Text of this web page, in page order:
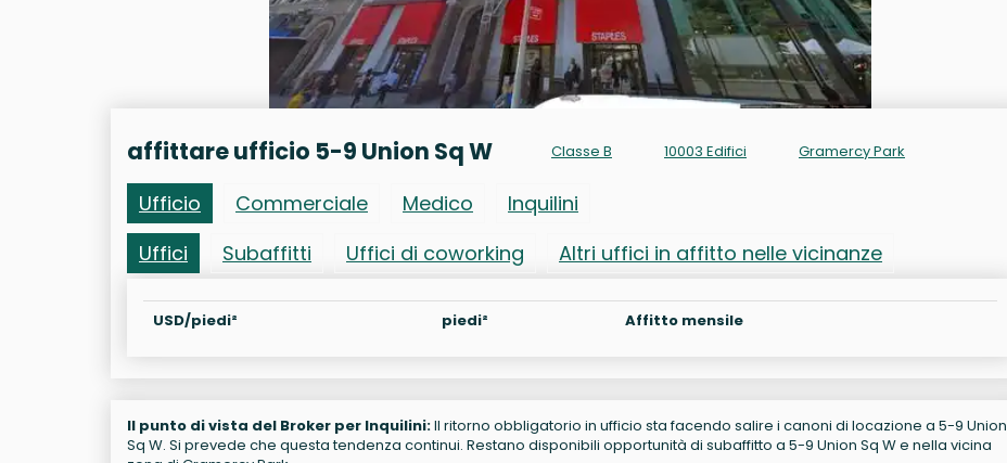
affittare ufficio 5-9 Union Sq W Classe B 10003 Edifici Gramercy Park
Ufficio Commerciale Medico
Inquilini
Uffici
Subaffitti Uffici di coworking Altri uffici in affitto nelle vicinanze
USD/piedi² piedi² Affitto mensile
Il punto di vista del Broker per Inquilini:Il ritorno obbligatorio in ufficio sta facendo salire i canoni di locazione a 5-9 Union
Sq W. Si prevede che questa tendenza continui. Restano disponibili opportunità di subaffitto a 5-9 Union Sq W e nella vicina